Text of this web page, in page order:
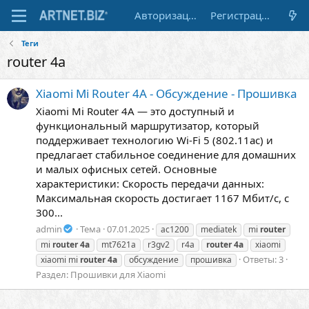
Авторизация Регистрация
Теги
router 4a
Xiaomi Mi Router 4A - Обсуждение - Прошивка
Xiaomi Mi Router 4A — это доступный и
функциональный маршрутизатор, который
поддерживает технологию Wi-Fi 5 (802.11ac) и
предлагает стабильное соединение для домашних
и малых офисных сетей. Основные
характеристики: Скорость передачи данных:
Максимальная скорость достигает 1167 Мбит/с, с
300...
admin Тема 07.01.2025 ac1200 mediatek mi router
mi router4a mt7621a r3gv2 r4a router4a
xiaomi
xiaomi mi router4a обсуждение прошивка
Ответы: 3
Раздел: Прошивки для Xiaomi